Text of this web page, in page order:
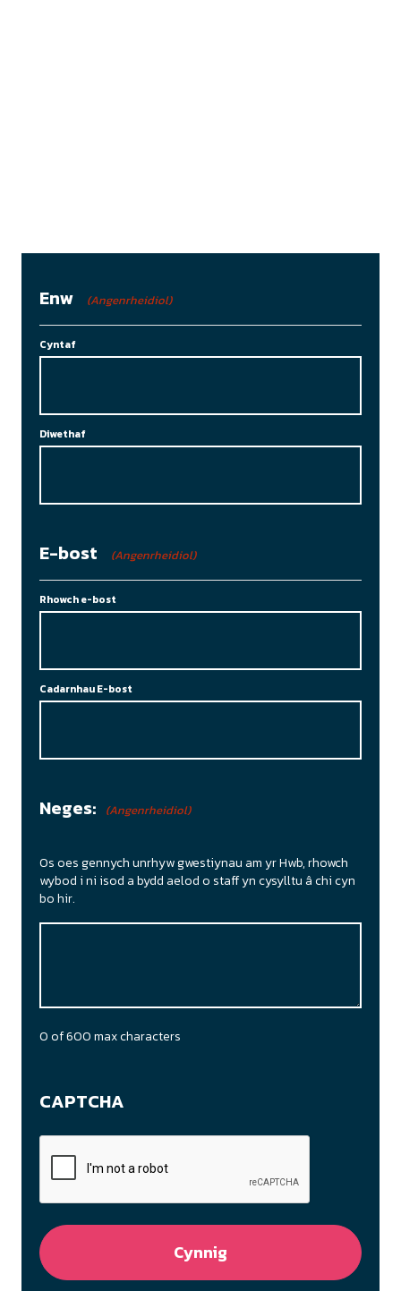
Enw (Angenrheidiol)
Cyntaf
Diwethaf
E-bost (Angenrheidiol)
Rhowch e-bost
Cadarnhau E-bost
Neges: (Angenrheidiol)
Os oes gennych unrhyw gwestiynau am yr Hwb, rhowch
wybod i ni isod a bydd aelod o staff yn cysylltu â chi cyn
bo hir.
0 of 600 max characters
CAPTCHA